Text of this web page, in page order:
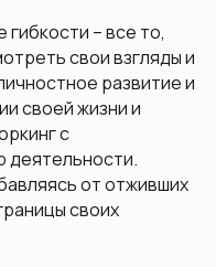
– все то,
свои взгляды и
развитие и
своей жизни и
с
деятельности.
от отживших
своих